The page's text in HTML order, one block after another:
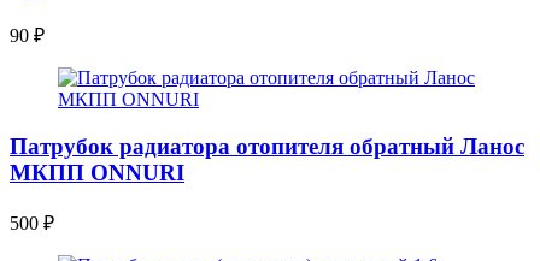
90 ₽
Патрубок радиатора отопителя обратный Ланос
МКПП ONNURI
500 ₽